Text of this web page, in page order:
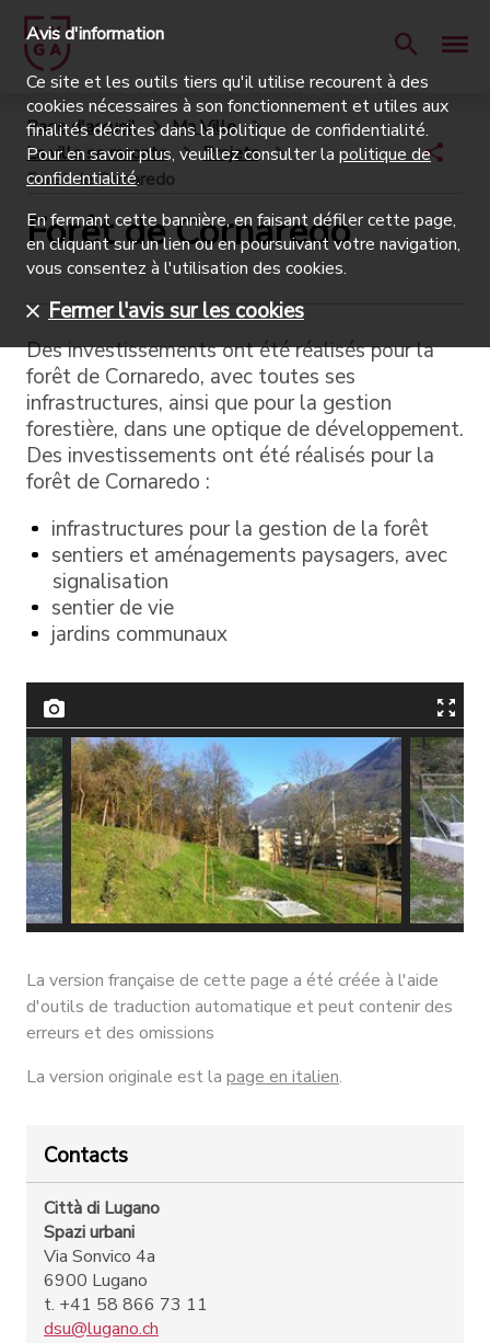
Page d'accueil
Ma Ville
La ville se raconte
Projets
Forêt de Cornaredo
Forêt de Cornaredo
Des investissements ont été réalisés pour la
forêt de Cornaredo, avec toutes ses
infrastructures, ainsi que pour la gestion
forestière, dans une optique de développement.
Des investissements ont été réalisés pour la
forêt de Cornaredo :
infrastructures pour la gestion de la forêt
sentiers et aménagements paysagers, avec
signalisation
sentier de vie
jardins communaux
La version française de cette page a été créée à l'aide
d'outils de traduction automatique et peut contenir des
erreurs et des omissions
La version originale est la page en italien.
Contacts
Città di Lugano
Spazi urbani
Via Sonvico 4a
6900 Lugano
t. +41 58 866 73 11
dsu@lugano.ch
Avis d'information
Ce site et les outils tiers qu'il utilise recourent à des
cookies nécessaires à son fonctionnement et utiles aux
finalités décrites dans la politique de confidentialité.
Pour en savoir plus, veuillez consulter la politique de
confidentialité.
En fermant cette bannière, en faisant défiler cette page,
en cliquant sur un lien ou en poursuivant votre navigation,
vous consentez à l'utilisation des cookies.
Fermer l'avis sur les cookies